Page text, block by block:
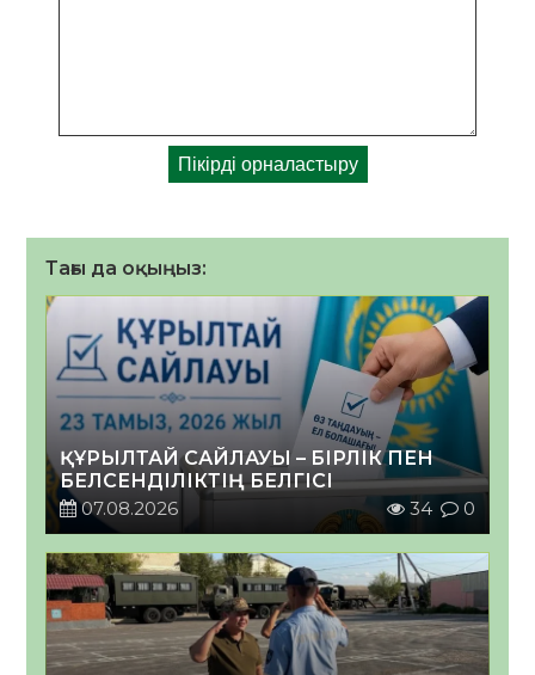
Тағы да оқыңыз:
ҚҰРЫЛТАЙ САЙЛАУЫ – БІРЛІК ПЕН
БЕЛСЕНДІЛІКТІҢ БЕЛГІСІ
07.08.2026
34 0